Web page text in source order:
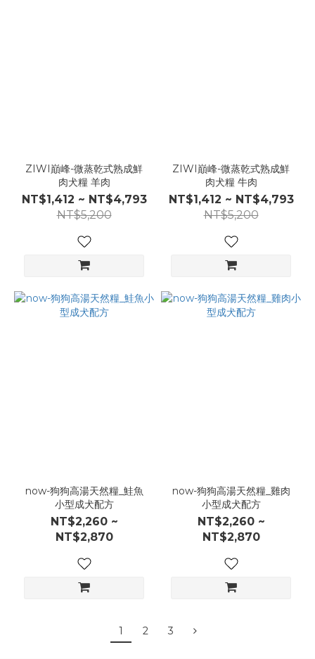
ZIWI巔峰-微蒸乾式熟成鮮
肉犬糧 羊肉
NT$1,412 ~ NT$4,793
NT$5,200
ZIWI巔峰-微蒸乾式熟成鮮
肉犬糧 牛肉
NT$1,412 ~ NT$4,793
NT$5,200
now-狗狗高湯天然糧_鮭魚
小型成犬配方
NT$2,260 ~
NT$2,870
now-狗狗高湯天然糧_雞肉
小型成犬配方
NT$2,260 ~
NT$2,870
1 2 3